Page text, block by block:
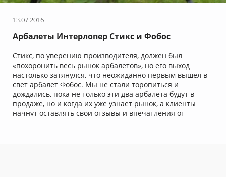
13.07.2016
Арбалеты Интерлопер Стикс и Фобос
Стикс, по уверению производителя, должен был
«похоронить весь рынок арбалетов», но его выход
настолько затянулся, что неожиданно первым вышел в
свет арбалет Фобос. Мы не стали торопиться и
дождались, пока не только эти два арбалета будут в
продаже, но и когда их уже узнает рынок, а клиенты
начнут оставлять свои отзывы и впечатления от